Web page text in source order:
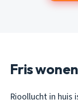
Fris
Rioollucht in huis